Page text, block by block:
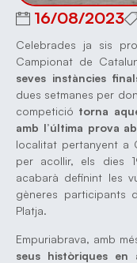
16/08/2023
Celebrades ja sis
Campionat de
seves instàncies
dues setmanes per
competició torna
amb l’última prova
localitat pertanyent a
per acollir, els dies
acabarà definint les
gèneres participants
Platja.
Empuriabrava, amb
seus històriques